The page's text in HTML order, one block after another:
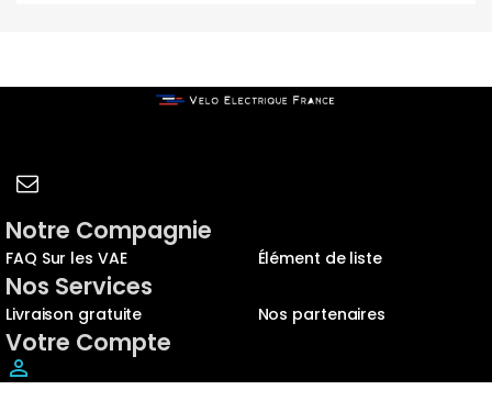
Notre Compagnie
FAQ Sur les VAE Élément de liste
Nos Services
Livraison gratuite Nos partenaires
Votre Compte
